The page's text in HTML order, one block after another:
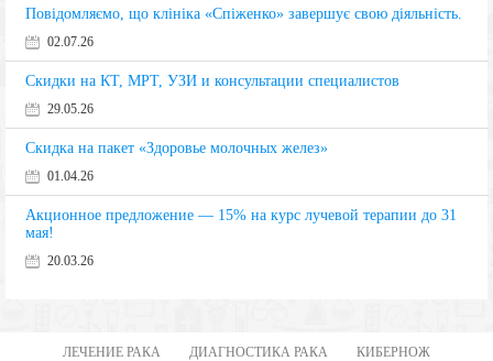
Повідомляємо, що клініка «Спіженко» завершує свою діяльність.
02.07.26
Скидки на КТ, МРТ, УЗИ и консультации специалистов
29.05.26
Скидка на пакет «Здоровье молочных желез»
01.04.26
Акционное предложение — 15% на курс лучевой терапии до 31
мая!
20.03.26
ЛЕЧЕНИЕ РАКА ДИАГНОСТИКА РАКА КИБЕРНОЖ